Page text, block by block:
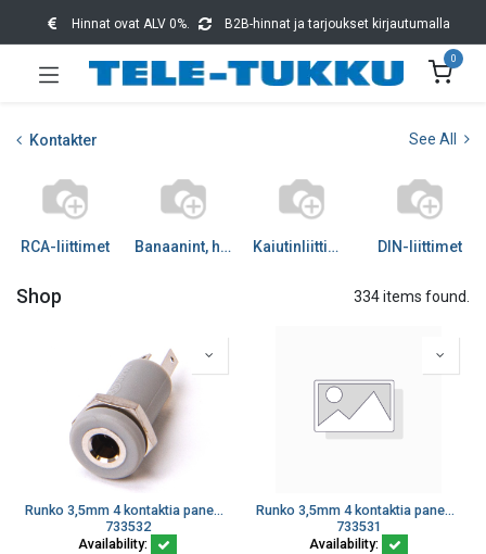
Hinnat ovat ALV 0%. B2B-hinnat ja tarjoukset kirjautumalla
0
Kontakter See All
RCA-liittimet Banaanint, hauenleuat Kaiutinliittimet DIN-liittimet
Shop 334 items found.
Runko 3,5mm 4 kontaktia paneeliin MJ-064H
733532
Availability:
Runko 3,5mm 4 kontaktia paneeliin MJ-079
733531
Availability: